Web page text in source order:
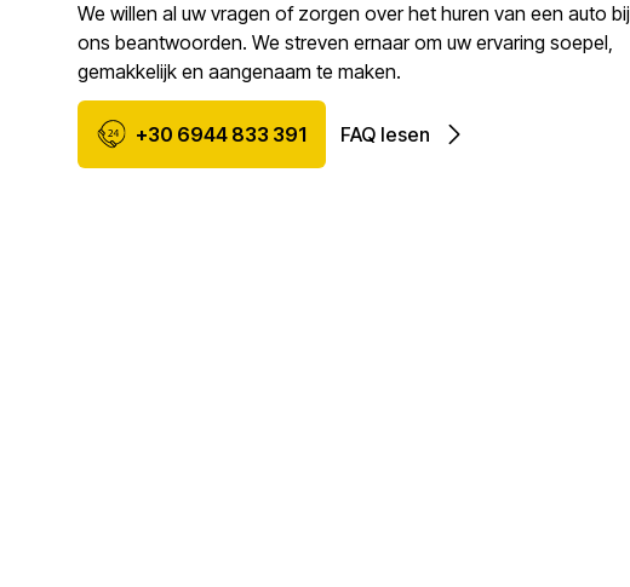
We willen al uw vragen of zorgen over het huren van een auto bij
ons beantwoorden. We streven ernaar om uw ervaring soepel,
gemakkelijk en aangenaam te maken.
+30 6944 833 391 FAQ lesen